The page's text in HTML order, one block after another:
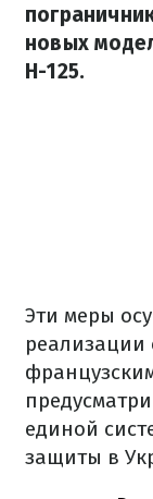
новых
Н-125.
Эти меры
единой
защиты в